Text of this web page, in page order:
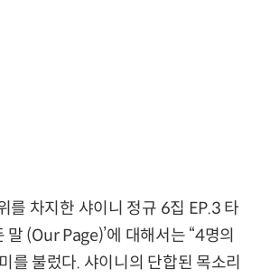
를 차지한 샤이니 정규 6집 EP.3 타
말 (Our Page)’에 대해서는 “4명의
를 불렀다. 샤이니의 단합된 목소리